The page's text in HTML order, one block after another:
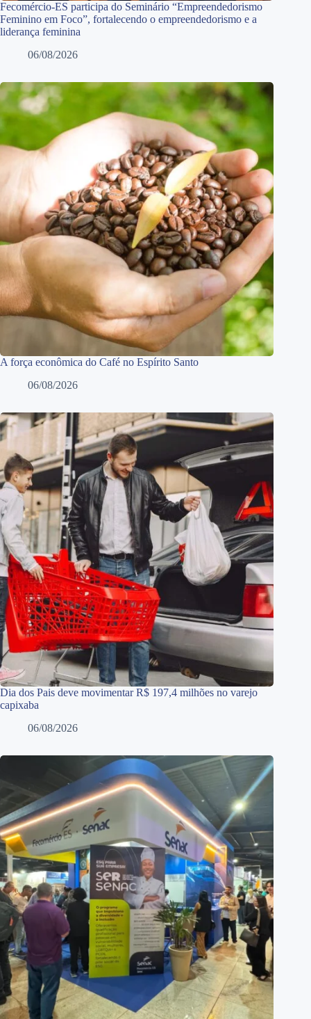
Fecomércio-ES participa do Seminário “Empreendedorismo
Feminino em Foco”, fortalecendo o empreendedorismo e a
liderança feminina
06/08/2026
A força econômica do Café no Espírito Santo
06/08/2026
Dia dos Pais deve movimentar R$ 197,4 milhões no varejo
capixaba
06/08/2026